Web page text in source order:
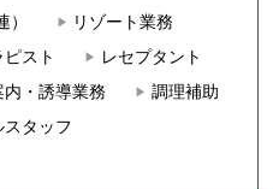
リゾート業務
スト
レセプタント
内・誘導業務
調理補助
タッフ